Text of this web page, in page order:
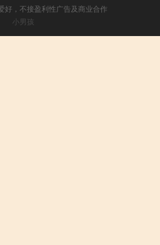
好，不接盈利性广告及商业合作
小男孩